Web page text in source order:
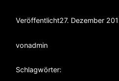
Veröffentlicht27. Dezember
vonadmin
Schlagwörter: